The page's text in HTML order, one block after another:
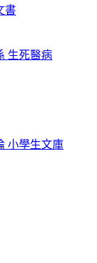
書
生死醫病
小學生文庫